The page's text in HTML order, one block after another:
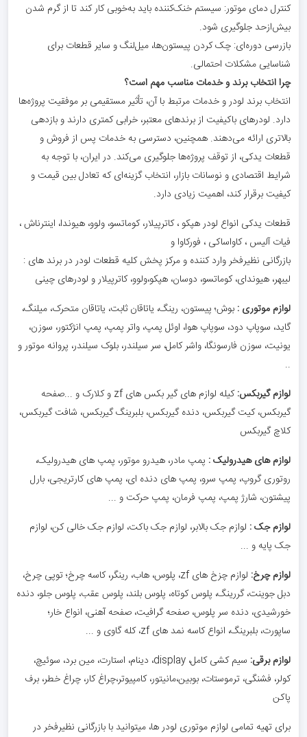
کنترل دمای موتور: سیستم خنک‌کننده باید به‌خوبی کار کند تا از گرم شدن
بیش‌ازحد جلوگیری شود.
بازرسی دوره‌ای: چک کردن پیستون‌ها، میل‌لنگ و سایر قطعات برای
شناسایی مشکلات احتمالی.
چرا انتخاب برند و خدمات مناسب مهم است؟
انتخاب برند لودر و خدمات مرتبط با آن، تأثیر مستقیمی بر موفقیت پروژه‌ها
دارد. لودرهای باکیفیت از برندهای معتبر، خرابی کمتری دارند و بازدهی
بالاتری ارائه می‌دهند. همچنین، دسترسی به خدمات پس از فروش و
قطعات یدکی، از توقف پروژه‌ها جلوگیری می‌کند. در ایران، با توجه به
شرایط اقتصادی و نوسانات بازار، انتخاب گزینه‌ای که تعادل بین قیمت و
کیفیت برقرار کند، اهمیت زیادی دارد.
قطعات یدکی انواع لودر هپکو ، کاترپیلار، کوماتسو، ولوو، هیوندا، اینترناش ،
فیات آلیس ، کاواساکی ، فورکاوا و
بازرگانی نظیرفخر وارد کننده و مرکز پخش کلیه قطعات لودر در برند های :
لیبهر، هیوندای، کوماتسو، دوسان، هپکو،ولوو، کاترپیلار و لودرهای چینی
لوازم موتوری : بوش؛ پیستون، رینگ، یاتاقان ثابت، یاتاقان متحرک، میلنگ،
گاید، سوپاپ دود، سوپاپ هوا، اوئل پمپ، واتر پمپ، پمپ انژکتور، سوزن،
یونیت، سوزن فارسونگا، واشر کامل، سر سیلندر، بلوک سیلندر، پروانه موتور و
..
لوازم گیربکس:
کیله لوازم های گیر بکس های zf و کلارک و ...صفحه
گیربکس، کیت گیربکس، دنده گیربکس، بلبرینگ گیربکس، شافت گیربکس،
کلاچ گیربکس
لوازم های هیدرولیک : پمپ مادر، هیدرو موتور، پمپ های هیدرولیک،
روتوری گروپ، پمپ سرو، پمپ های دنده ای، پمپ های کارتریجی، بارل
پیشتون، شارژ پمپ، پمپ فرمان، پمپ حرکت و ...
لوازم جک : لوازم جک بالابر، لوازم جک باکت، لوازم جک خالی کن، لوازم
جک پایه و ...
لوازم چرخ:
لوازم چزخ های zf، پلوس، هاب، رینگر، کاسه چرخ؛ توپی چرخ،
دبل جوینت، گررینگ، پلوس کوتاه، پلوس بلند، پلوس عقب، پلوس جلو، دنده
خورشیدی، دنده سر پلوس، صفحه گرافیت، صفحه آهنی، انواع خار؛
ساپورت، بلبرینگ، انواع کاسه نمد های zf، کله گاوی و ...
لوازم برقی:
سیم کشی کامل، display، دینام، استارت، مین برد، سوئیچ،
کولر، فشنگی، ترموستات، بوبین،مانیتور، کامپیوتر،چراغ کار، چراغ خطر، برف
پاکن
برای تهیه تمامی لوازم موتوری لودر ها، میتوانید با بازرگانی نظیرفخر در